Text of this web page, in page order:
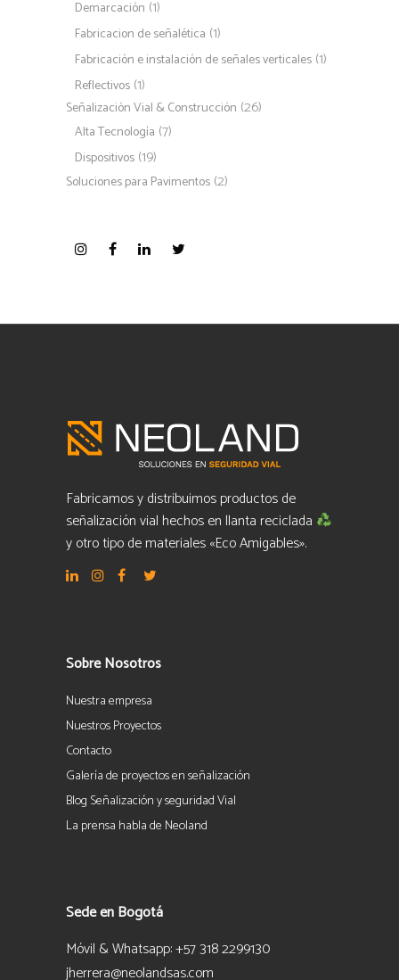
Demarcación (1)
Fabricacion de señalética (1)
Fabricación e instalación de señales verticales (1)
Reflectivos (1)
Señalización Vial & Construcción (26)
Alta Tecnología (7)
Dispositivos (19)
Soluciones para Pavimentos (2)
Fabricamos y distribuimos productos de
señalización vial hechos en llanta reciclada
y otro tipo de materiales «Eco Amigables».
Sobre Nosotros
Nuestra empresa
Nuestros Proyectos
Contacto
Galería de proyectos en señalización
Blog Señalización y seguridad Vial
La prensa habla de Neoland
Sede en Bogotá
Móvil & Whatsapp: +57 318 2299130
jherrera@neolandsas.com